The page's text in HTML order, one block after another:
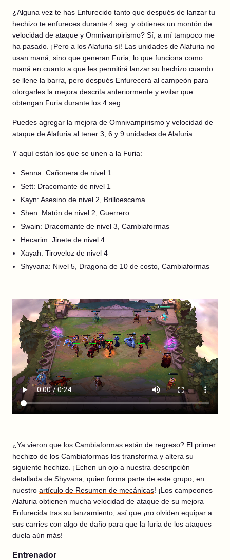
¿Alguna vez te has Enfurecido tanto que después de lanzar tu
hechizo te enfureces durante 4 seg. y obtienes un montón de
velocidad de ataque y Omnivampirismo? Sí, a mí tampoco me
ha pasado. ¡Pero a los Alafuria sí! Las unidades de Alafuria no
usan maná, sino que generan Furia, lo que funciona como
maná en cuanto a que les permitirá lanzar su hechizo cuando
se llene la barra, pero después Enfurecerá al campeón para
otorgarles la mejora descrita anteriormente y evitar que
obtengan Furia durante los 4 seg.
Puedes agregar la mejora de Omnivampirismo y velocidad de
ataque de Alafuria al tener 3, 6 y 9 unidades de Alafuria.
Y aquí están los que se unen a la Furia:
Senna: Cañonera de nivel 1
Sett: Dracomante de nivel 1
Kayn: Asesino de nivel 2, Brilloescama
Shen: Matón de nivel 2, Guerrero
Swain: Dracomante de nivel 3, Cambiaformas
Hecarim: Jinete de nivel 4
Xayah: Tiroveloz de nivel 4
Shyvana: Nivel 5, Dragona de 10 de costo, Cambiaformas
¿Ya vieron que los Cambiaformas están de regreso? El primer
hechizo de los Cambiaformas los transforma y altera su
siguiente hechizo. ¡Echen un ojo a nuestra descripción
detallada de Shyvana, quien forma parte de este grupo, en
nuestro artículo de Resumen de mecánicas! ¡Los campeones
Alafuria obtienen mucha velocidad de ataque de su mejora
Enfurecida tras su lanzamiento, así que ¡no olviden equipar a
sus carries con algo de daño para que la furia de los ataques
duela aún más!
Entrenador